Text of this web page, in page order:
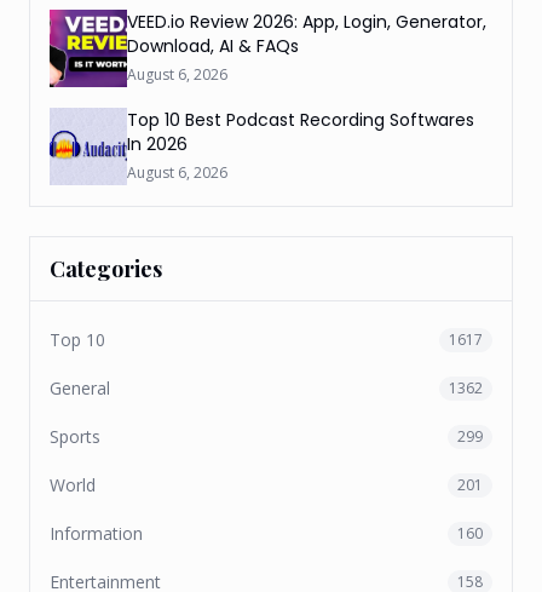
VEED.io Review 2026: App, Login, Generator,
Download, AI & FAQs
August 6, 2026
Top 10 Best Podcast Recording Softwares
In 2026
August 6, 2026
Categories
Top 10 1617
General 1362
Sports 299
World 201
Information 160
Entertainment 158